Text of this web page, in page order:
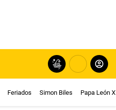
Feriados Simon Biles Papa León